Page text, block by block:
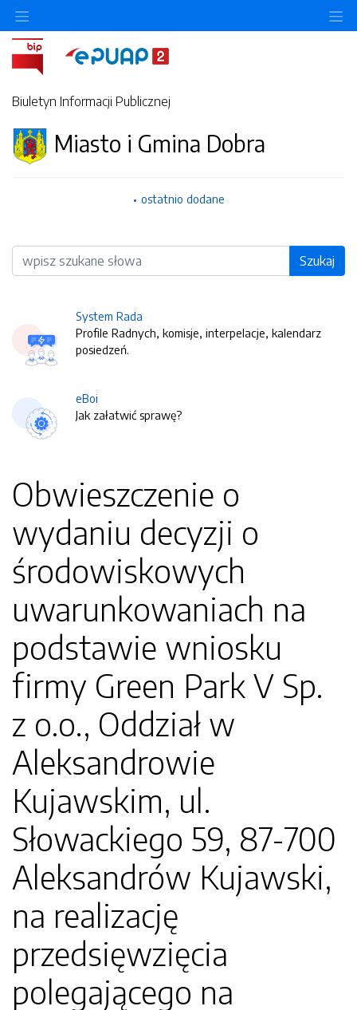
Biuletyn Informacji Publicznej
Miasto i Gmina Dobra
ostatnio dodane
Wyszukiwarka Szukaj
System Rada
Profile Radnych, komisje, interpelacje, kalendarz
posiedzeń.
eBoi
Jak załatwić sprawę?
Obwieszczenie o
wydaniu decyzji o
środowiskowych
uwarunkowaniach na
podstawie wniosku
firmy Green Park V Sp.
z o.o., Oddział w
Aleksandrowie
Kujawskim, ul.
Słowackiego 59, 87-700
Aleksandrów Kujawski,
na realizację
przedsięwzięcia
polegającego na